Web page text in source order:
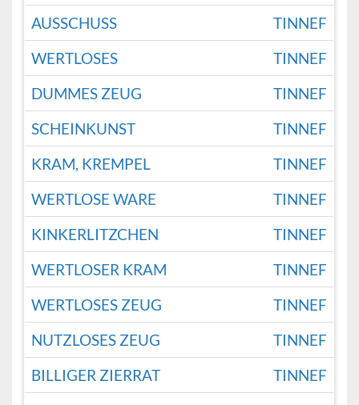
AUSSCHUSS
TINNEF
WERTLOSES
TINNEF
DUMMES ZEUG
TINNEF
SCHEINKUNST
TINNEF
KRAM, KREMPEL
TINNEF
WERTLOSE WARE
TINNEF
KINKERLITZCHEN
TINNEF
WERTLOSER KRAM
TINNEF
WERTLOSES ZEUG
TINNEF
NUTZLOSES ZEUG
TINNEF
BILLIGER ZIERRAT
TINNEF